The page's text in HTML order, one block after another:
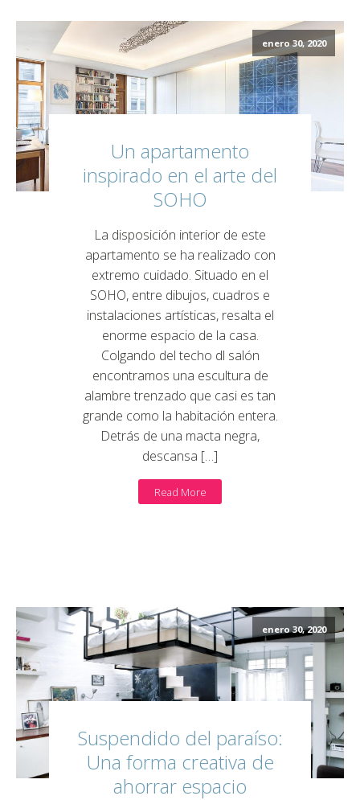
enero 30, 2020
Un apartamento
inspirado en el arte del
SOHO
La disposición interior de este
apartamento se ha realizado con
extremo cuidado. Situado en el
SOHO, entre dibujos, cuadros e
instalaciones artísticas, resalta el
enorme espacio de la casa.
Colgando del techo dl salón
encontramos una escultura de
alambre trenzado que casi es tan
grande como la habitación entera.
Detrás de una macta negra,
descansa […]
Read More
enero 30, 2020
Suspendido del paraíso:
Una forma creativa de
ahorrar espacio